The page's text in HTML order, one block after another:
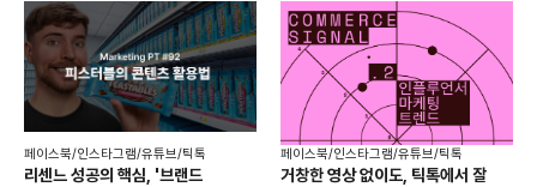
페이스북/인스타그램/유튜브/틱톡
리센느 성공의 핵심, '브랜드
페이스북/인스타그램/유튜브/틱톡
거창한 영상 없이도, 틱톡에서 잘